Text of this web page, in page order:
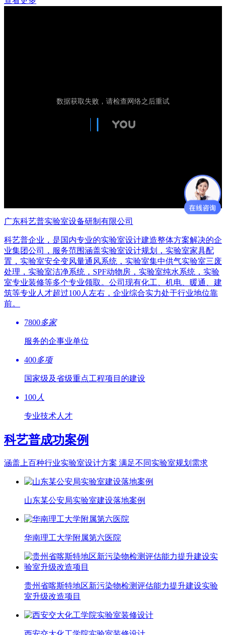
广东科艺普实验室设备研制有限公司
科艺普企业，是国内专业的实验室设计建造整体方案解决的企
业集团公司，服务范围涵盖实验室设计规划，实验室家具配
置，实验室安全变风量通风系统，实验室集中供气实验室三废
处理，实验室洁净系统，SPF动物房，实验室纯水系统，实验
室专业装修等多个专业领取。公司现有化工、机电、暖通、建
筑等专业人才超过100人左右，企业综合实力处于行业地位靠
前。
7800多家
服务的企事业单位
400多项
国家级及省级重点工程项目的建设
100 人
专业技术人才
科艺普成功案例
涵盖上百种行业实验室设计方案 满足不同实验室规划需求
山东某公安局实验室建设落地案例
华南理工大学附属第六医院
贵州省喀斯特地区新污染物检测评估能力提升建设实验
室升级改造项目